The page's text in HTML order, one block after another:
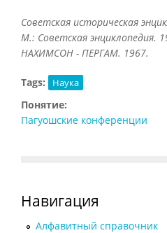
Советская историческая
М.: Советская энциклопедия.
НАХИМСОН - ПЕРГАМ. 1967.
Tags: Наука
Понятие:
Пагуошские конференции
Навигация
Алфавитный справочник